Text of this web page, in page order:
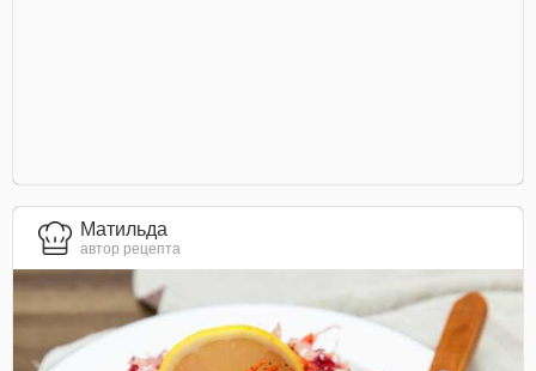
Матильда
автор рецепта